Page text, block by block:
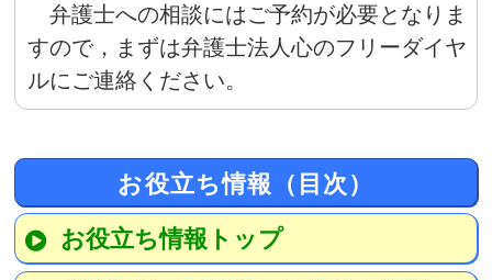
弁護士への相談にはご予約が必要となりま
すので，まずは弁護士法人心のフリーダイヤ
ルにご連絡ください。
お役立ち情報（目次）
お役立ち情報トップ